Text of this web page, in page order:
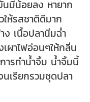
มีน้อยลง หายาก
ให้รสชาติดีมาก
ง เนื้อปลานิ่มฉ่ำ
ผาไฟอ่อนๆให้กลิ่น
ารทำน้ำจิ้ม น้ำจิ้มนี้
เรียกรวมชุดปลา